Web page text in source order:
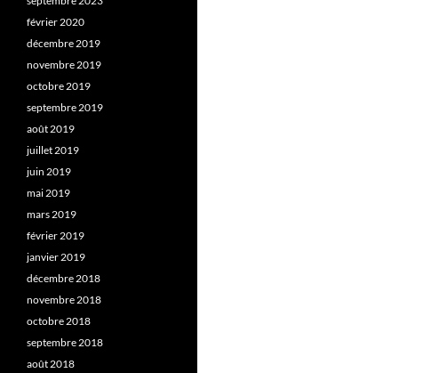
février 2020
décembre 2019
novembre 2019
octobre 2019
septembre 2019
août 2019
juillet 2019
juin 2019
mai 2019
mars 2019
février 2019
janvier 2019
décembre 2018
novembre 2018
octobre 2018
septembre 2018
août 2018